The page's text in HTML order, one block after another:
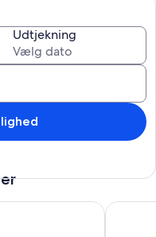
Udtjekning
Florence Alabama